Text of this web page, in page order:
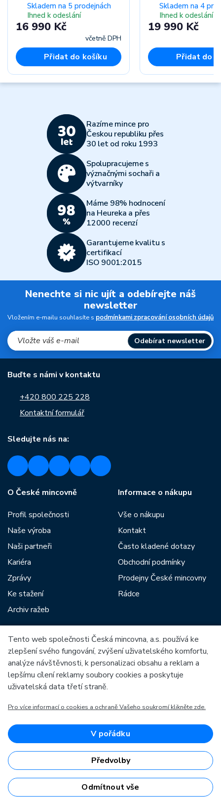
Skladem na 5 prodejnách
Ihned k odeslání
16 990 Kč
včetně DPH
Přidat do košíku
Skladem na 4
Ihned k odeslání
19 990 Kč
Přidat do
Razíme mince pro
Českou republiku přes
30 let od roku 1993
Spolupracujeme s
význačnými sochaři a
výtvarníky
Máme 98% hodnocení
na Heureka a přes
12000 recenzí
Garantujeme kvalitu s
certifikací
ISO 9001:2015
Nenechte si nic ujít a odebírejte náš
newsletter
Vložením e-mailu souhlasíte s podmínkami zpracování osobních údajů
Odebírat newsletter
Buďte s námi v kontaktu
+420 800 225 228
Kontaktní formulář
Sledujte nás na:
O České mincovně
Profil společnosti
Naše výroba
Naši partneři
Kariéra
Zprávy
Ke stažení
Archiv ražeb
Informace o nákupu
Vše o nákupu
Kontakt
Často kladené dotazy
Obchodní podmínky
Prodejny České mincovny
Rádce
Mezi naše partnery patří:
Evropská unie
OP Podnikání a inovace pro konkurenceschopnost
Evropský fond pro regionální rozvoj
Česká mincovna, a.s. © 1993 - 2026
Tento web společnosti Česká mincovna, a.s. používá ke
zlepšení svého fungování, zvýšení uživatelského komfortu,
analýze návštěvnosti, k personalizaci obsahu a reklam a
lepšímu cílení reklamy soubory cookies a poskytuje
uživatelská data třetí straně.
Pro více informací o cookies a ochraně Vašeho soukromí klikněte zde.
V pořádku
Předvolby
Odmítnout vše